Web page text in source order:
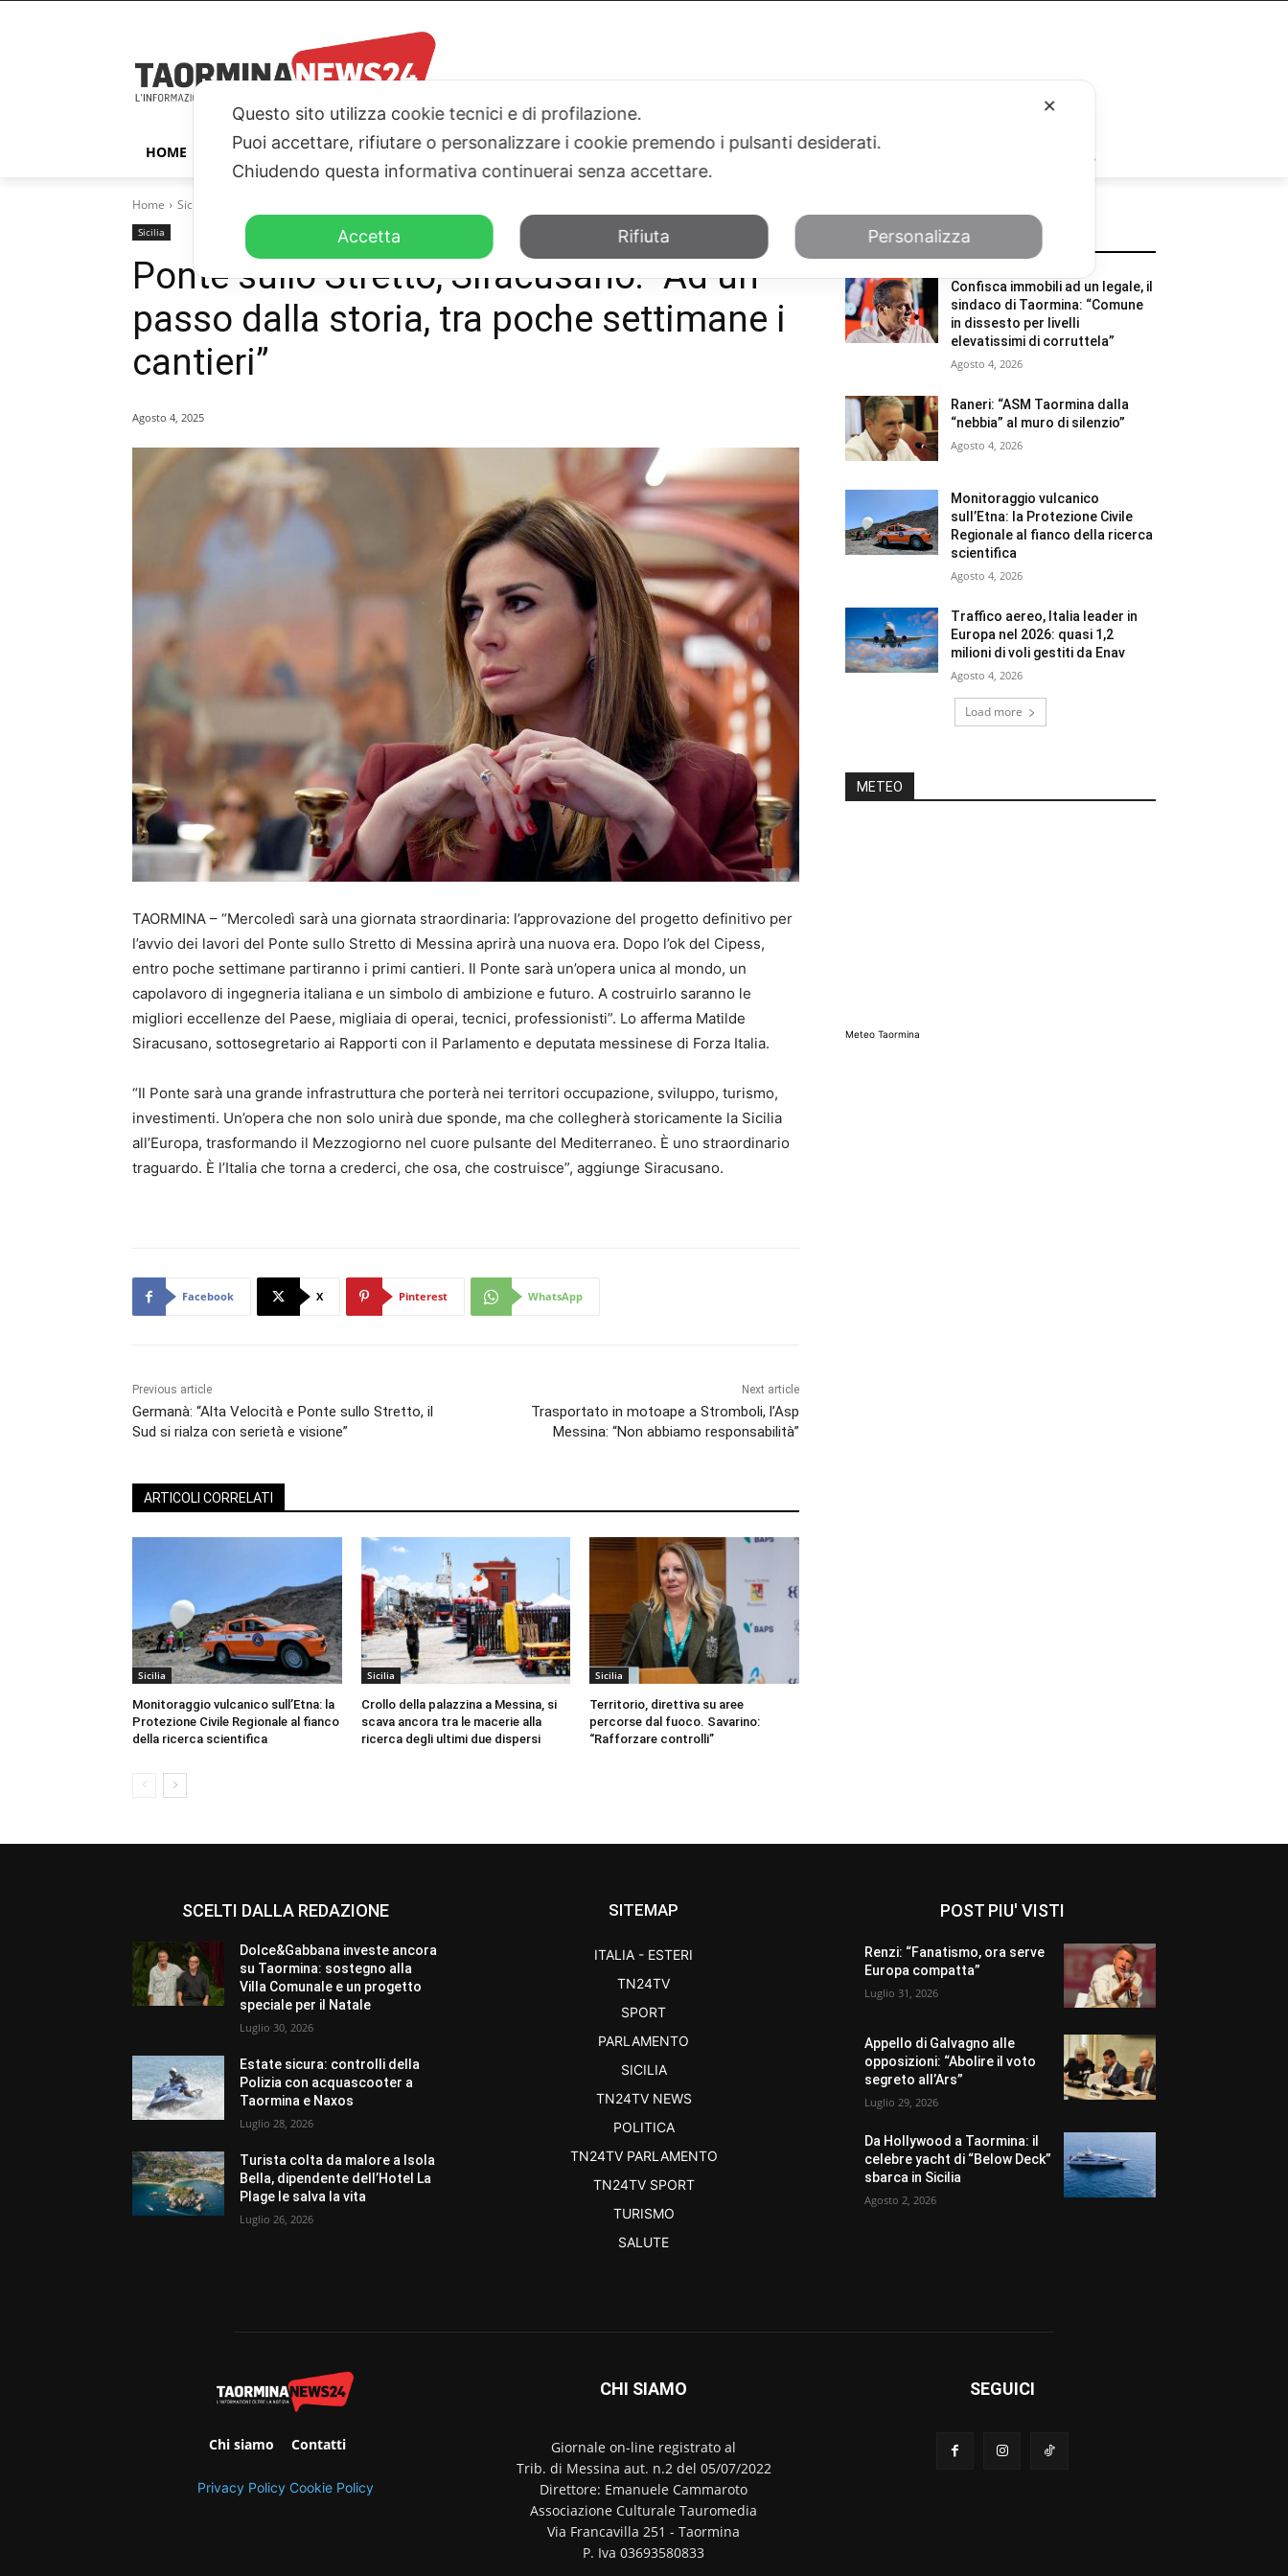
HOME TAORMINA ITALIA – ESTERI PARLAMENTO SICILIA SALUTE SPORT TN24TV
Home Sicilia
Sicilia
Ponte sullo Stretto, Siracusano: “Ad un
passo dalla storia, tra poche settimane i
cantieri”
Agosto 4, 2025
TAORMINA – “Mercoledì sarà una giornata straordinaria: l’approvazione del progetto definitivo per
l’avvio dei lavori del Ponte sullo Stretto di Messina aprirà una nuova era. Dopo l’ok del Cipess,
entro poche settimane partiranno i primi cantieri. Il Ponte sarà un’opera unica al mondo, un
capolavoro di ingegneria italiana e un simbolo di ambizione e futuro. A costruirlo saranno le
migliori eccellenze del Paese, migliaia di operai, tecnici, professionisti”. Lo afferma Matilde
Siracusano, sottosegretario ai Rapporti con il Parlamento e deputata messinese di Forza Italia.
“Il Ponte sarà una grande infrastruttura che porterà nei territori occupazione, sviluppo, turismo,
investimenti. Un’opera che non solo unirà due sponde, ma che collegherà storicamente la Sicilia
all’Europa, trasformando il Mezzogiorno nel cuore pulsante del Mediterraneo. È uno straordinario
traguardo. È l’Italia che torna a crederci, che osa, che costruisce”, aggiunge Siracusano.
Facebook X Pinterest WhatsApp
Previous article
Germanà: “Alta Velocità e Ponte sullo Stretto, il
Sud si rialza con serietà e visione”
Next article
Trasportato in motoape a Stromboli, l’Asp
Messina: “Non abbiamo responsabilità”
ARTICOLI CORRELATI
Sicilia
Monitoraggio vulcanico sull’Etna: la
Protezione Civile Regionale al fianco
della ricerca scientifica
Sicilia
Crollo della palazzina a Messina, si
scava ancora tra le macerie alla
ricerca degli ultimi due dispersi
Sicilia
Territorio, direttiva su aree
percorse dal fuoco. Savarino:
“Rafforzare controlli”
POTREBBE INTERESSARTI
Confisca immobili ad un legale, il
sindaco di Taormina: “Comune
in dissesto per livelli
elevatissimi di corruttela”
Agosto 4, 2026
Raneri: “ASM Taormina dalla
“nebbia” al muro di silenzio”
Agosto 4, 2026
Monitoraggio vulcanico
sull’Etna: la Protezione Civile
Regionale al fianco della ricerca
scientifica
Agosto 4, 2026
Traffico aereo, Italia leader in
Europa nel 2026: quasi 1,2
milioni di voli gestiti da Enav
Agosto 4, 2026
Load more
METEO
Meteo Taormina
SCELTI DALLA REDAZIONE
Dolce&Gabbana investe ancora
su Taormina: sostegno alla
Villa Comunale e un progetto
speciale per il Natale
Luglio 30, 2026
Estate sicura: controlli della
Polizia con acquascooter a
Taormina e Naxos
Luglio 28, 2026
Turista colta da malore a Isola
Bella, dipendente dell’Hotel La
Plage le salva la vita
Luglio 26, 2026
SITEMAP
ITALIA - ESTERI
TN24TV
SPORT
PARLAMENTO
SICILIA
TN24TV NEWS
POLITICA
TN24TV PARLAMENTO
TN24TV SPORT
TURISMO
SALUTE
POST PIU' VISTI
Renzi: “Fanatismo, ora serve
Europa compatta”
Luglio 31, 2026
Appello di Galvagno alle
opposizioni: “Abolire il voto
segreto all’Ars”
Luglio 29, 2026
Da Hollywood a Taormina: il
celebre yacht di “Below Deck”
sbarca in Sicilia
Agosto 2, 2026
Chi siamo Contatti
Privacy Policy Cookie Policy
CHI SIAMO
Giornale on-line registrato al
Trib. di Messina aut. n.2 del 05/07/2022
Direttore: Emanuele Cammaroto
Associazione Culturale Tauromedia
Via Francavilla 251 - Taormina
P. Iva 03693580833
SEGUICI
✕
Questo sito utilizza cookie tecnici e di profilazione.
Puoi accettare, rifiutare o personalizzare i cookie premendo i pulsanti desiderati.
Chiudendo questa informativa continuerai senza accettare.
Accetta Rifiuta Personalizza